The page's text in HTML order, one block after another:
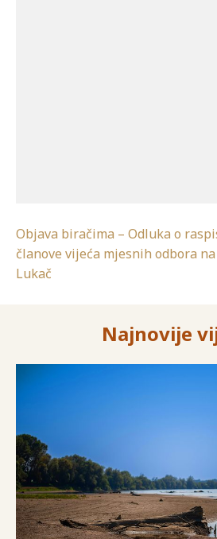
Objava biračima – Odluka o
članove vijeća mjesnih odbora
Lukač
Najnovije